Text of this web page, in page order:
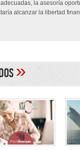
la asesoría
alcanzar la libertad
»